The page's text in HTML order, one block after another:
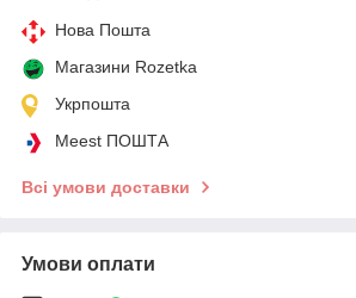
Нова Пошта
Магазини Rozetka
Укрпошта
Meest ПОШТА
Всі умови доставки
Умови оплати